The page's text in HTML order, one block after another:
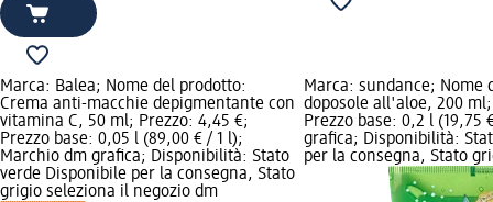
Marca: Balea; Nome del prodotto:
Crema anti-macchie depigmentante con
vitamina C, 50 ml; Prezzo: 4,45 €;
Prezzo base: 0,05 l (89,00 € / 1 l);
Marchio dm grafica; Disponibilità: Stato
verde Disponibile per la consegna, Stato
grigio seleziona il negozio dm
Marca: sundance; Nome
doposole all'aloe, 200
Prezzo base: 0,2 l (19,75
grafica; Disponibilità:
per la consegna, Stato